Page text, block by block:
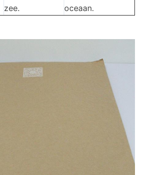
zee.
oceaan.